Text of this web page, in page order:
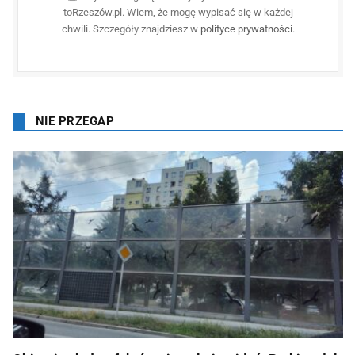
toRzeszów.pl. Wiem, że mogę wypisać się w każdej
chwili. Szczegóły znajdziesz w polityce prywatności.
NIE PRZEGAP